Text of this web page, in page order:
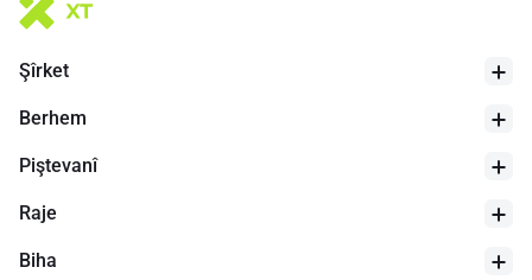
Şîrket
Berhem
Piştevanî
Raje
Biha